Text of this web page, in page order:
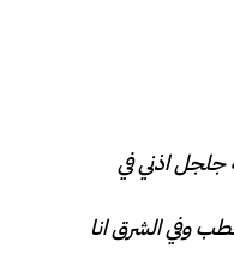
جلجل اذني في
وفي الشرق انا